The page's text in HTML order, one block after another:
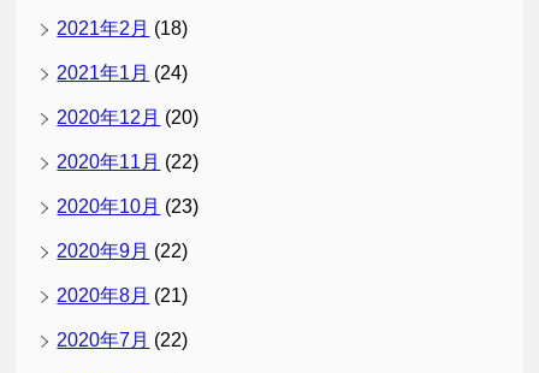
2021年2月 (18)
2021年1月 (24)
2020年12月 (20)
2020年11月 (22)
2020年10月 (23)
2020年9月 (22)
2020年8月 (21)
2020年7月 (22)